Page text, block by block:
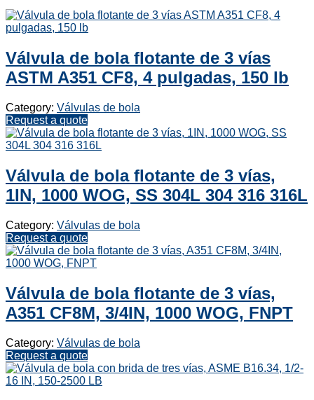
Válvula de bola flotante de 3 vías
ASTM A351 CF8, 4 pulgadas, 150 lb
Category: Válvulas de bola
Request a quote
Válvula de bola flotante de 3 vías,
1IN, 1000 WOG, SS 304L 304 316 316L
Category: Válvulas de bola
Request a quote
Válvula de bola flotante de 3 vías,
A351 CF8M, 3/4IN, 1000 WOG, FNPT
Category: Válvulas de bola
Request a quote